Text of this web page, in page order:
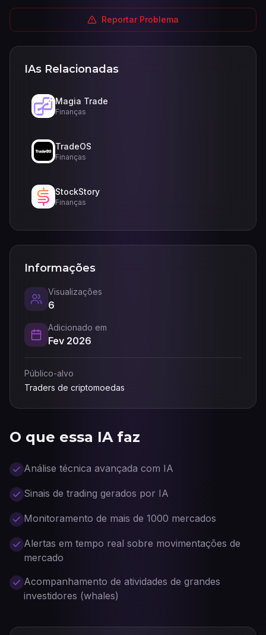
O que essa IA faz
Análise técnica avançada com IA
Sinais de trading gerados por IA
Monitoramento de mais de 1000 mercados
Alertas em tempo real sobre movimentações de
mercado
Acompanhamento de atividades de grandes
investidores (whales)
Reportar Problema
IAs Relacionadas
Magia Trade
Finanças
TradeOS
Finanças
StockStory
Finanças
Informações
Visualizações
6
Adicionado em
Fev 2026
Público-alvo
Traders de criptomoedas